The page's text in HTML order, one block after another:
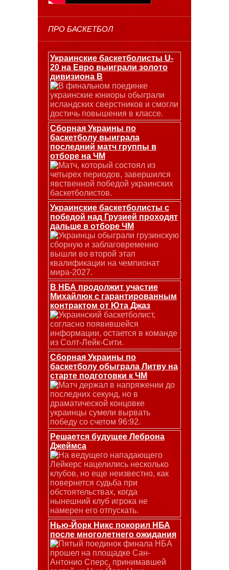
ПРО БАСКЕТБОЛ
Украинские баскетболисты U-
20 на Евро выиграли золото
дивизиона В
В финальном поединке
украинские юниоры обыграли
исландских сверстников и смогли
достичь повышения в классе.
Сборная Украины по
баскетболу выиграла
последний матч группы в
отборе на ЧМ
Матч, который состоял из
четырех периодов, завершился
явственной победой украинских
баскетболистов.
Украинские баскетболисты с
победой над Грузией проходят
дальше в отборе ЧМ
Украинцы обыграли грузинскую
сборную и заблаговременно
вышли во второй этап
квалификации на чемпионат
мира-2027.
В НБА продолжит участие
Михайлюк с гарантированным
контрактом от Юта Джаз
Украинский баскетболист,
согласно появившейся
информации, остается в команде
из Солт-Лейк-Сити.
Сборная Украины по
баскетболу обыграла Литву на
старте подготовки к ЧМ
Матч держал в напряжении до
последних секунд, но в
драматической концовке
украинцы сумели вырвать
победу со счетом 96:92.
Решается будущее Леброна
Джеймса
На ведущего нападающего
Лейкерс нацелились несколько
клубов, но еще неизвестно, как
повернется судьба при
обстоятельствах, когда
нынешний клуб игрока не
намерен его отпускать.
Нью-Йорк Никс покорил НБА
после многолетнего ожидания
Пятый поединок финала НБА
прошел на площадке Сан-
Антонио Сперс, принимавшей